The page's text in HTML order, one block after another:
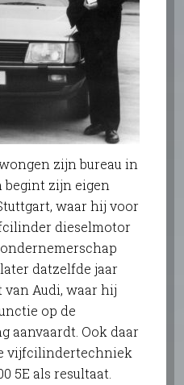
zijn bureau in
begint zijn eigen
waar hij voor
dieselmotor
datzelfde jaar
Audi, waar hij
op de
aanvaardt. Ook daar
vijfcilindertechniek
5E als resultaat.